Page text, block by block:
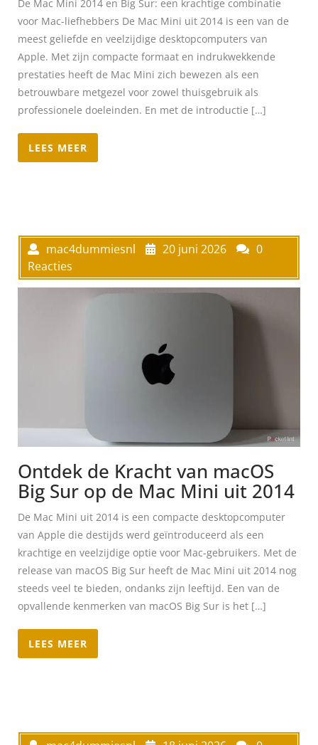
De Mac Mini 2014 en Big Sur: een krachtige combinatie
voor Mac-liefhebbers De Mac Mini uit 2014 is een van de
meest geliefde en veelzijdige desktopcomputers van
Apple. Met zijn compacte formaat en indrukwekkende
prestaties heeft de Mac Mini zich bewezen als een
betrouwbare metgezel voor zowel thuisgebruik als
professionele doeleinden. En met de introductie […]
LEES MEER
mac4dummiesnl 20 juni 2026
0
Reacties
Ontdek de Kracht van macOS
Big Sur op de Mac Mini uit 2014
De Mac Mini uit 2014 is een compacte desktopcomputer
van Apple die destijds werd geïntroduceerd als een
krachtige en veelzijdige optie voor Mac-gebruikers. Met de
release van macOS Big Sur heeft de Mac Mini uit 2014 nog
steeds veel te bieden, ondanks zijn leeftijd. Een van de
opvallende kenmerken van macOS Big Sur is het […]
LEES MEER